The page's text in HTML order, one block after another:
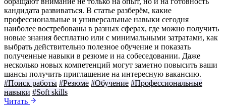
кандидата развиваться. В статье разберём, какие
профессиональные и универсальные навыки сегодня
наиболее востребованы в разных сферах, где можно получить
новые знания бесплатно или с минимальными затратами, как
выбрать действительно полезное обучение и показать
полученные навыки в резюме и на собеседовании. Даже
несколько новых компетенций могут заметно повысить ваши
шансы получить приглашение на интересную вакансию.
#Поиск работы #Резюме #Обучение #Профессиональные
навыки #Soft skills
Читать